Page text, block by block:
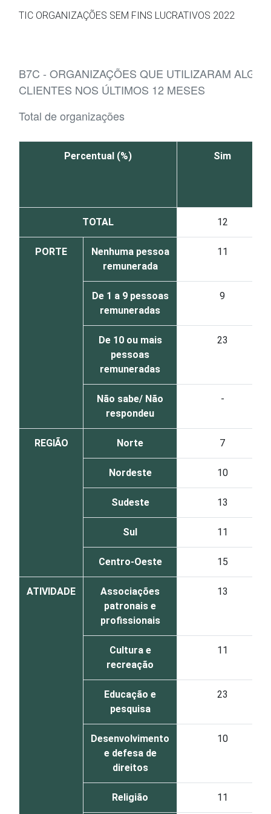
TIC ORGANIZAÇÕES SEM FINS LUCRATIVOS 2022
B7C - ORGANIZAÇÕES QUE UTILIZARAM
CLIENTES NOS ÚLTIMOS 12 MESES
Total de organizações
Percentual (%) Sim
TOTAL 12
PORTE
Nenhuma pessoa
remunerada
11
De 1 a 9 pessoas
remuneradas
9
De 10 ou mais
pessoas
remuneradas
23
Não sabe/ Não
respondeu
-
REGIÃO Norte 7
Nordeste 10
Sudeste 13
Sul 11
Centro-Oeste 15
ATIVIDADE
Associações
patronais e
profissionais
13
Cultura e
recreação
11
Educação e
pesquisa
23
Desenvolvimento
e defesa de
direitos
10
Religião 11